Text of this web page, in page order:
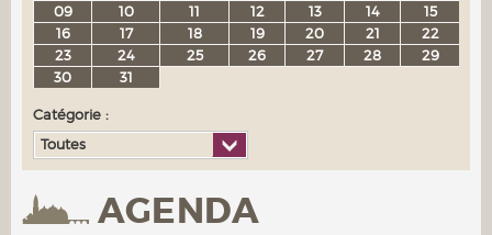
AGENDA
09
10 11 12 13 14
15
16
17 18 19 20 21
22
23
24 25 26 27 28
29
30
31
Catégorie :
Toutes